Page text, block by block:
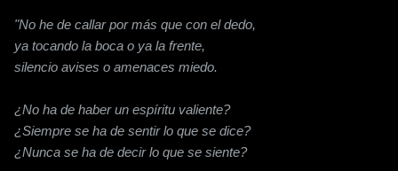
"No he de callar por más que con el dedo,
ya tocando la boca o ya la frente,
silencio avises o amenaces miedo.
¿No ha de haber un espíritu valiente?
¿Siempre se ha de sentir lo que se dice?
¿Nunca se ha de decir lo que se siente?